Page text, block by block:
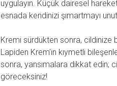
uygulayın. Küçük dairesel
esnada kendinizi şımartmayı
Kremi sürdükten sonra, cildinize
Lapiden Krem’in kıymetli
sonra, yansımalara dikkat edin;
göreceksiniz!